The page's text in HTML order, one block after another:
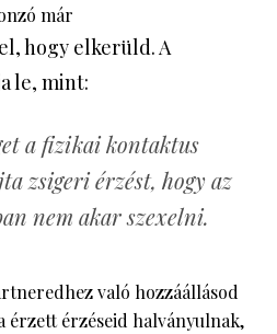
már
hogy elkerüld. A
le, mint:
a fizikai kontaktus
zsigeri érzést, hogy az
nem akar szexelni.
való hozzáállásod
érzett érzéseid halványulnak,